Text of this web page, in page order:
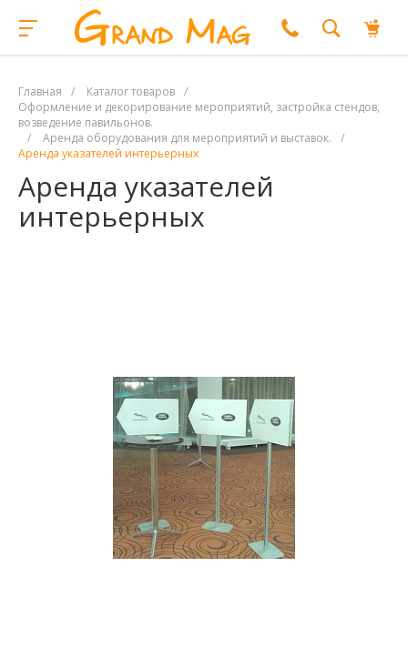
Главная / Каталог товаров /
Оформление и декорирование мероприятий, застройка стендов,
возведение павильонов.
/
Аренда оборудования для мероприятий и выставок.
/
Аренда указателей интерьерных
Аренда указателей
интерьерных